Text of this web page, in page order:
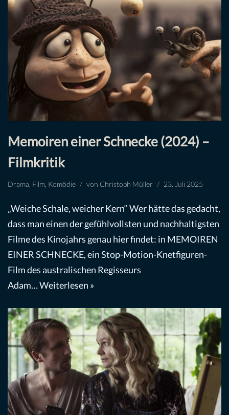
Memoiren einer Schnecke (2024) –
Filmkritik
Drama Film Komödie von Christoph Müller 23. Juli 2025
„Weiche Schale, weicher Kern“ Wer hätte das gedacht,
dass man einen der gefühlvollsten und nachhaltigsten
Filme des Kinojahrs genau hier findet: in MEMOIREN
EINER SCHNECKE, ein Stop-Motion-Knetfiguren-
Film des australischen Regisseurs
Adam…Weiterlesen »